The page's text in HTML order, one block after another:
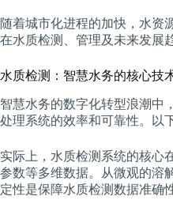
随着城市化进程的加快，水资
在水质检测、管理及未来发展
水质检测：智慧水务的核心技
智慧水务的数字化转型浪潮中
处理系统的效率和可靠性。以
实际上，水质检测系统的核心
参数等多维数据。从微观的溶
定性是保障水质检测数据准确